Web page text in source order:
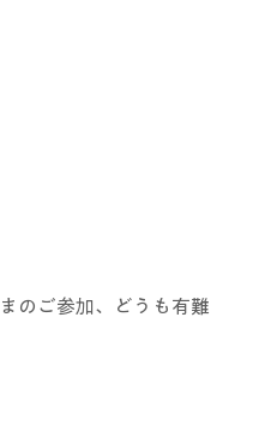
のご参加、どうも有難